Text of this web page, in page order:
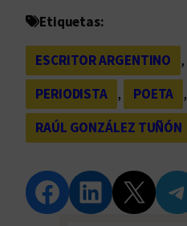
Etiquetas:
ESCRITOR ARGENTINO ,
PERIODISTA
, POETA
,
RAÚL GONZÁLEZ TUÑÓN
Compartir en Facebook Compartir en LinkedIn Compartir en Twitter Compartir en Telegram